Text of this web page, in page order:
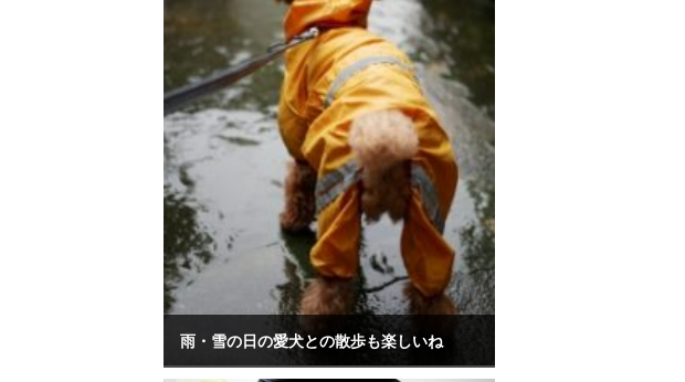
雨・雪の日の愛犬との散歩も楽しいね